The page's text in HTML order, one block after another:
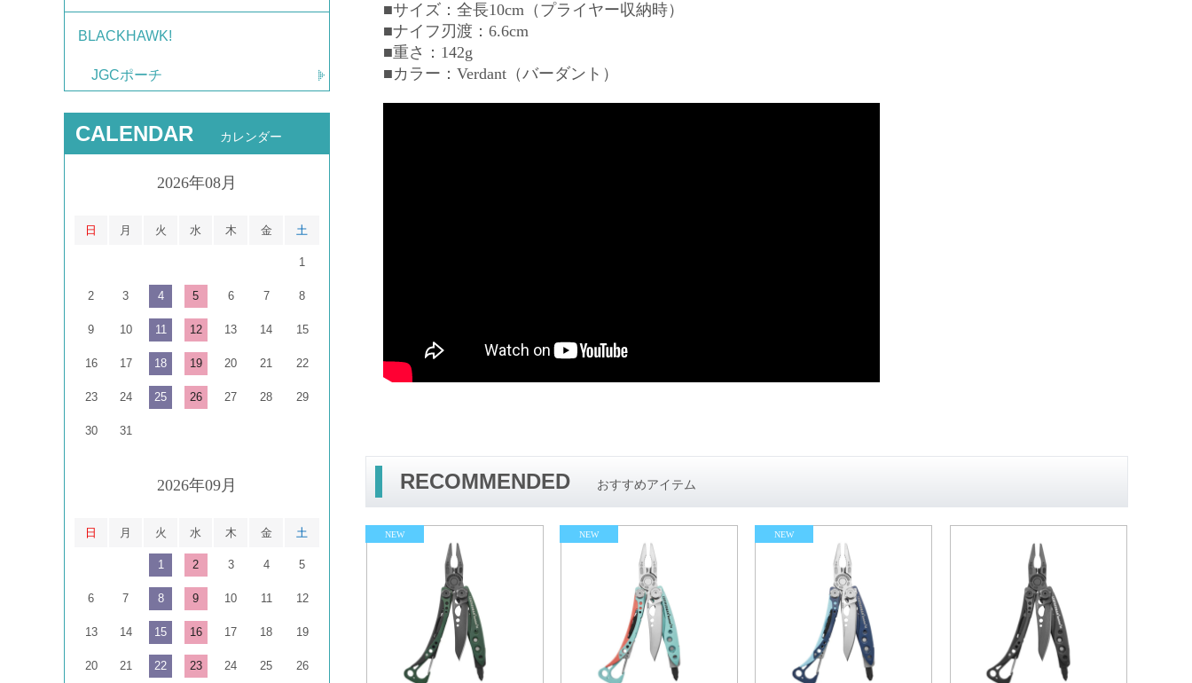
■サイズ：全長10cm（プライヤー収納時）
■ナイフ刃渡：6.6cm
■重さ：142g
■カラー：Verdant（バーダント）
RECOMMENDED おすすめアイテム
BLACKHAWK!
JGCポーチ
CALENDAR カレンダー
2026年08月
日 月 火 水 木 金 土
1
2 3 4 5 6 7 8
9 10 11 12 13 14 15
16 17 18 19 20 21 22
23 24 25 26 27 28 29
30 31
2026年09月
日 月 火 水 木 金 土
1 2 3 4 5
6 7 8 9 10 11 12
13 14 15 16 17 18 19
20 21 22 23 24 25 26